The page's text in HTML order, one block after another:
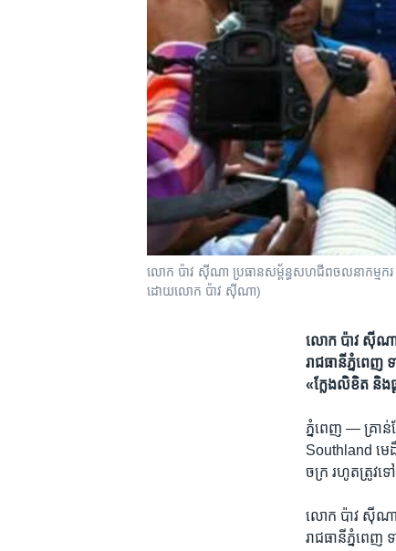
លោក ប៉ាវ ស៊ីណា​ ប្រធាន​សម្ព័ន្ធ​សហជីព​ចលនាកម្មករ​
ដោយ​លោក​ ប៉ាវ ស៊ីណា)
លោក​ ប៉ាវ ស៊ីណា​
រាជធានី​ភ្នំពេ
«ក្លែង​លិខិត​ និ
ភ្នំពេញ —គ្រា
Southland​ ម
ចក្រ​ រហូត​ត្រូវ​ទ
លោក​ ប៉ាវ ស៊ីណា​
រាជធានី​ភ្នំពេ